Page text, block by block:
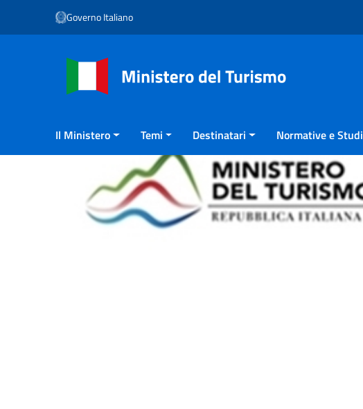
Vai ai contenuti
Vai al menu di navigazione
Governo Italiano
Il Ministero Temi Destinatari Normative e Studi